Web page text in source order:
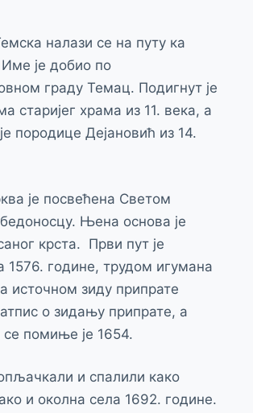
налази се на путу ка
је добио по
граду Темац. Подигнут је
старијег храма из 11. века, а
породице Дејановић из 14.
је посвећена Светом
Њена основа је
крста. Први пут је
1576. године, трудом игумана
источном зиду припрате
о зидању припрате, а
се помиње је 1654.
и спалили како
и околна села 1692. године.